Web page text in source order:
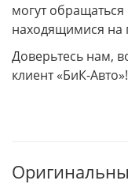
могут
находящимися на
Доверьтесь нам,
клиент «БиК-Авто»!